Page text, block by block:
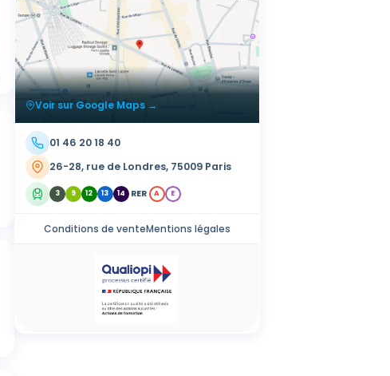
Voir sur Google Maps →
01 46 20 18 40
26-28, rue de Londres, 75009 Paris
3 9 12 13 14 RER A E
Conditions de venteMentions légales